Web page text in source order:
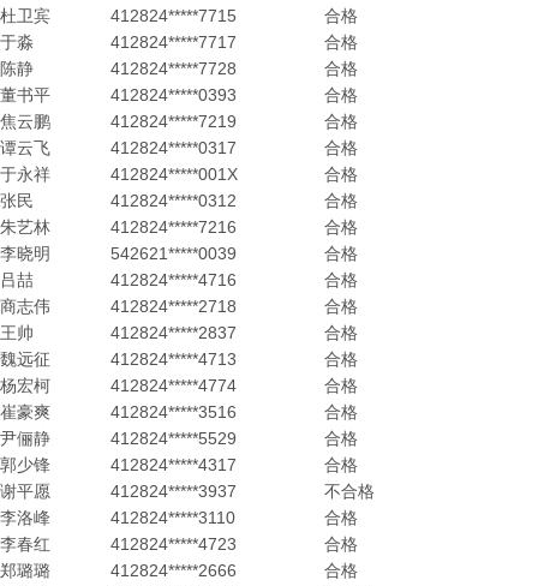
杜卫宾
412824*****7715
合格
于淼
412824*****7717
合格
陈静
412824*****7728
合格
董书平
412824*****0393
合格
焦云鹏
412824*****7219
合格
谭云飞
412824*****0317
合格
于永祥
412824*****001X
合格
张民
412824*****0312
合格
朱艺林
412824*****7216
合格
李晓明
542621*****0039
合格
吕喆
412824*****4716
合格
商志伟
412824*****2718
合格
王帅
412824*****2837
合格
魏远征
412824*****4713
合格
杨宏柯
412824*****4774
合格
崔豪爽
412824*****3516
合格
尹俪静
412824*****5529
合格
郭少锋
412824*****4317
合格
谢平愿
412824*****3937
不合格
李洛峰
412824*****3110
合格
李春红
412824*****4723
合格
郑璐璐
412824*****2666
合格